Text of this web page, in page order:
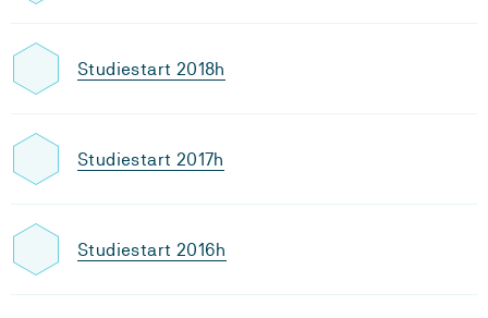
Studiestart 2018h
Studiestart 2017h
Studiestart 2016h